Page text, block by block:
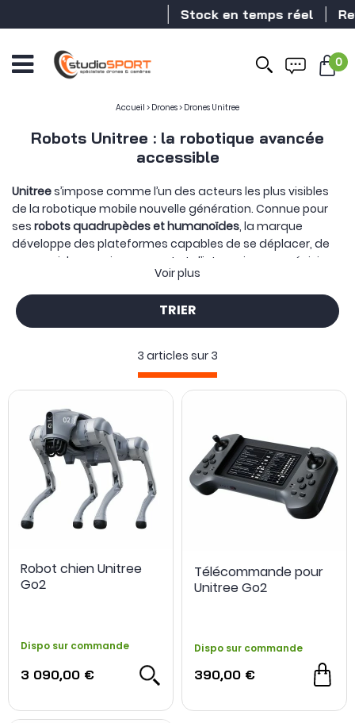
Stock en temps réel
0
Accueil > Drones> Drones Unitree
Robots Unitree : la robotique avancée
accessible
Unitrees’impose comme l’un des acteurs les plus visibles
de la robotique mobile nouvelle génération. Connue pour
ses robots quadrupèdes et humanoïdes, la marque
développe des plateformes capables de se déplacer, de
percevoir leur environnement et d’interagir avec précision,
aussi bien dans un cadre de démonstration que
d’expérimentation.
Notre sélection Unitree se concentre sur des modèles
la marque. Tous les robots Unitree reposent sur une même
mécanique avancée
perception (caméra, LiDAR selon les modèles) et une
architecture logicielle conçue pour évoluer. Cette
cohérence permet de passer d’un format à un autre
(quadrupède ou humanoïde) tout en conservant une
logique de pilotage et d’interaction lisible.
Que ce soit pour une démonstration technologique, une
exploration des usages robotiques ou une première
approche concrète de la mobilité autonome, la gamme
Unitree proposée par studioSPORT offre un panorama clair
Voir plus
TRIER
3 articles sur 3
Robot chien Unitree
Go2
Dispo sur commande
3 090,00 €
Télécommande pour
Unitree Go2
Dispo sur commande
390,00 €